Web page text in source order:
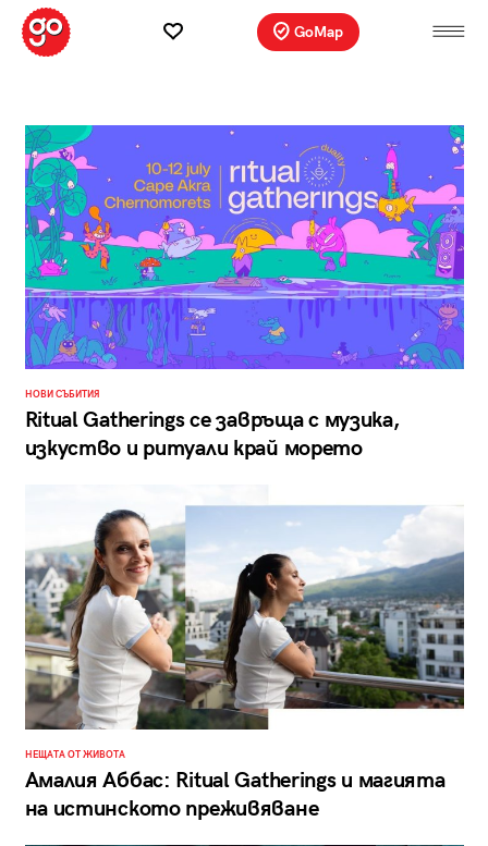
GoMap
НОВИ СЪБИТИЯ
Ritual Gatherings се завръща с музика,
изкуство и ритуали край морето
НЕЩАТА ОТ ЖИВОТА
Амалия Аббас: Ritual Gatherings и магията
на истинското преживяване